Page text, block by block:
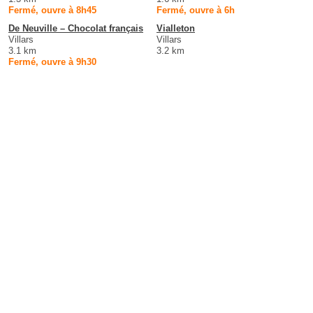
Fermé, ouvre à 8h45
Fermé, ouvre à 6h
De Neuville – Chocolat français
Villars
3.1 km
Fermé, ouvre à 9h30
Vialleton
Villars
3.2 km